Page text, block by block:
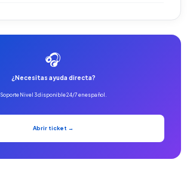
🎧
¿Necesitas ayuda directa?
Soporte Nivel 3 disponible 24/7 en español.
Abrir ticket →